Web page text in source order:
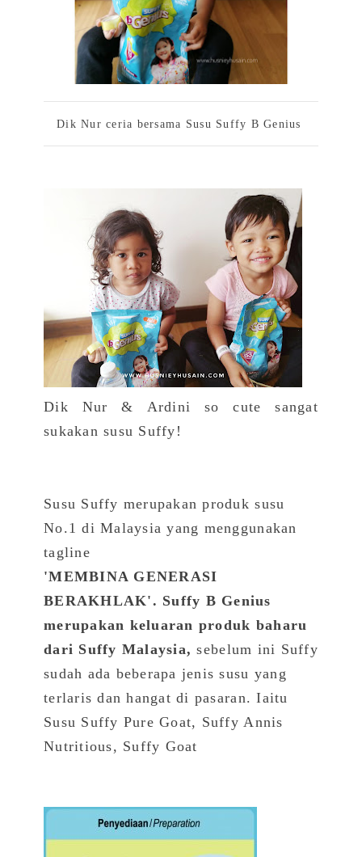
Dik Nur ceria bersama Susu Suffy B Genius
Dik Nur & Ardini so cute sangat
sukakan susu Suffy!
Susu Suffy merupakan produk susu
No.1 di Malaysia yang menggunakan
tagline
'MEMBINA GENERASI
BERAKHLAK'. Suffy B Genius
merupakan keluaran produk baharu
dari Suffy Malaysia, sebelum ini Suffy
sudah ada beberapa jenis susu yang
terlaris dan hangat di pasaran. Iaitu
Susu Suffy Pure Goat, Suffy Annis
Nutritious, Suffy Goat